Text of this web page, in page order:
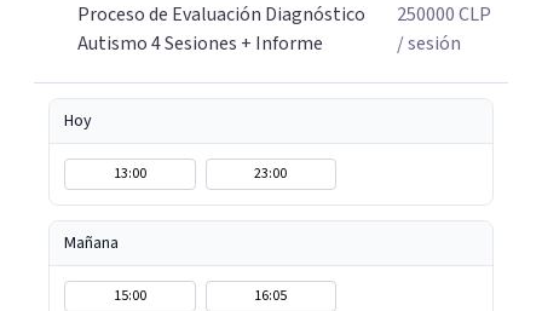
Proceso de Evaluación Diagnóstico
Autismo 4 Sesiones + Informe
250000CLP
/ sesión
Hoy
13:00 23:00
Mañana
15:00 16:05